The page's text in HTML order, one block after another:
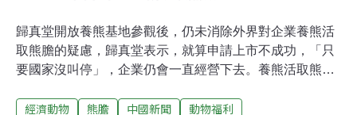
歸真堂開放養熊基地參觀後，仍未消除外界對企業養熊活
取熊膽的疑慮，歸真堂表示，就算申請上市不成功，「只
要國家沒叫停」，企業仍會一直經營下去。養熊活取熊膽
輿論撻伐至今未減。綜合中國媒體報導，外界批評只開放
經濟動物 熊膽 中國新聞 動物福利